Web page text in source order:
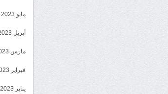
مايو 2023
أبريل 2023
مارس 2023
فبراير 2023
يناير 2023